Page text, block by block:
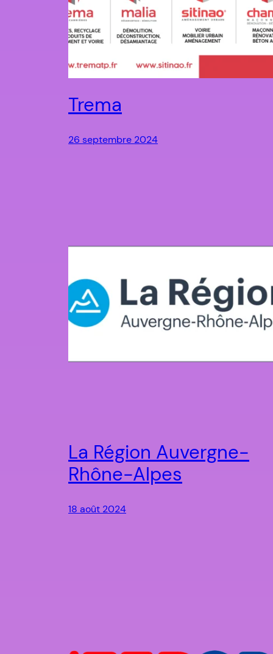
Trema
26 septembre 2024
La Région Auvergne-
Rhône-Alpes
18 août 2024